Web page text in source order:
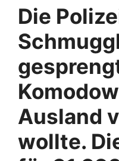
Die
Ausland
wollte.